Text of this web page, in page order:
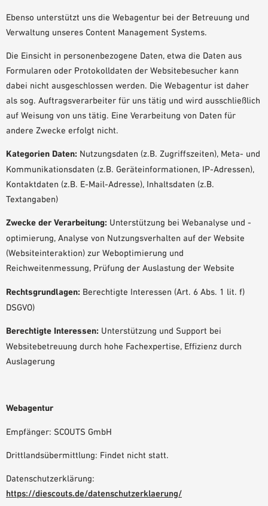
Ebenso unterstützt uns die Webagentur bei der Betreuung und
Verwaltung unseres Content Management Systems.
Die Einsicht in personenbezogene Daten, etwa die Daten aus
Formularen oder Protokolldaten der Websitebesucher kann
dabei nicht ausgeschlossen werden. Die Webagentur ist daher
als sog. Auftragsverarbeiter für uns tätig und wird ausschließlich
auf Weisung von uns tätig. Eine Verarbeitung von Daten für
andere Zwecke erfolgt nicht.
Kategorien Daten: Nutzungsdaten (z.B. Zugriffszeiten), Meta- und
Kommunikationsdaten (z.B. Geräteinformationen, IP-Adressen),
Kontaktdaten (z.B. E-Mail-Adresse), Inhaltsdaten (z.B.
Textangaben)
Zwecke der Verarbeitung: Unterstützung bei Webanalyse und -
optimierung, Analyse von Nutzungsverhalten auf der Website
(Websiteinteraktion) zur Weboptimierung und
Reichweitenmessung, Prüfung der Auslastung der Website
Rechtsgrundlagen: Berechtigte Interessen (Art. 6 Abs. 1 lit. f)
DSGVO)
Berechtigte Interessen: Unterstützung und Support bei
Websitebetreuung durch hohe Fachexpertise, Effizienz durch
Auslagerung
Webagentur
Empfänger: SCOUTS GmbH
Drittlandsübermittlung: Findet nicht statt.
Datenschutzerklärung:
https://diescouts.de/datenschutzerklaerung/